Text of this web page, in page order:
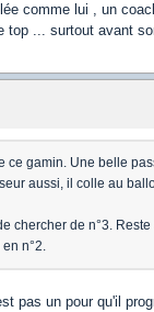
comme lui , un
top ... surtout avant
ce gamin. Une belle
aussi, il colle au
chercher de n°3.
n°2.
pas un pour qu'il